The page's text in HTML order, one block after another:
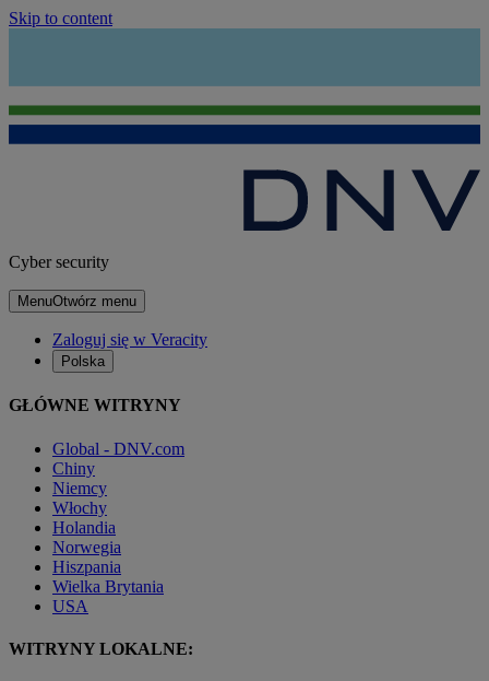
Skip to content
Cyber security
MenuOtwórz menu
Zaloguj się w Veracity
Polska
GŁÓWNE WITRYNY
Global - DNV.com
Chiny
Niemcy
Włochy
Holandia
Norwegia
Hiszpania
Wielka Brytania
USA
WITRYNY LOKALNE: